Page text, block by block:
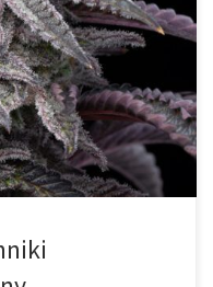
od skali produkcji.
oraz odrostów
ale również zwiększyć
procesów
pokarmowych.